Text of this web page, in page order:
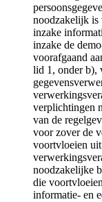
noodzakelijk is
inzake
inzake de
voorafgaand
lid 1, onder b),
verplichtingen
van de
voor zover de
voortvloeien
noodzakelijke
die
informatie- en